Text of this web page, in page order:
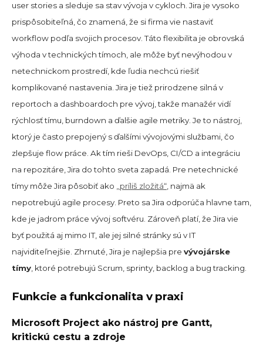
user stories a sleduje sa stav vývoja v cykloch. Jira je vysoko
prispôsobiteľná, čo znamená, že si firma vie nastaviť
workflow podľa svojich procesov. Táto flexibilita je obrovská
výhoda v technických tímoch, ale môže byť nevýhodou v
netechnickom prostredí, kde ľudia nechcú riešiť
komplikované nastavenia. Jira je tiež prirodzene silná v
reportoch a dashboardoch pre vývoj, takže manažér vidí
rýchlosť tímu, burndown a ďalšie agile metriky. Je to nástroj,
ktorý je často prepojený s ďalšími vývojovými službami, čo
zlepšuje flow práce. Ak tím rieši DevOps, CI/CD a integráciu
na repozitáre, Jira do tohto sveta zapadá. Pre netechnické
tímy môže Jira pôsobiť ako
„príliš zložitá“ , najmä ak
nepotrebujú agile procesy. Preto sa Jira odporúča hlavne tam,
kde je jadrom práce vývoj softvéru. Zároveň platí, že Jira vie
byť použitá aj mimo IT, ale jej silné stránky sú v IT
najviditeľnejšie. Zhrnuté, Jira je najlepšia pre vývojárske
tímy , ktoré potrebujú Scrum, sprinty, backlog a bug tracking.
Funkcie a funkcionalita v praxi
Microsoft Project ako nástroj pre Gantt,
kritickú cestu a zdroje